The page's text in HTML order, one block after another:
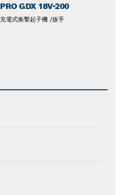
PRO GDX 18V-200
充電式衝擊起子機 /扳手